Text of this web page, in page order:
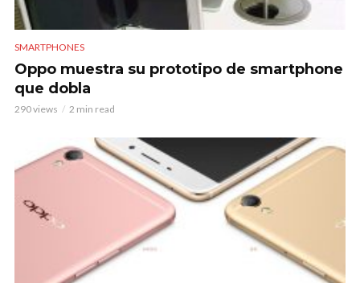
SMARTPHONES
Oppo muestra su prototipo de smartphone
que dobla
290 views 2 min read